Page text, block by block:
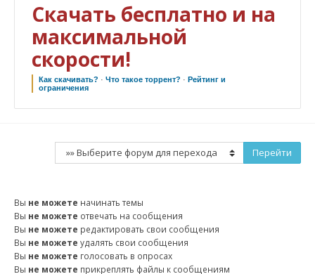
Скачать бесплатно и на
максимальной
скорости!
Как скачивать? ·Что такое торрент? ·Рейтинг и
ограничения
Вы не можете начинать темы
Вы не можете отвечать на сообщения
Вы не можете редактировать свои сообщения
Вы не можете удалять свои сообщения
Вы не можете голосовать в опросах
Вы не можете прикреплять файлы к сообщениям